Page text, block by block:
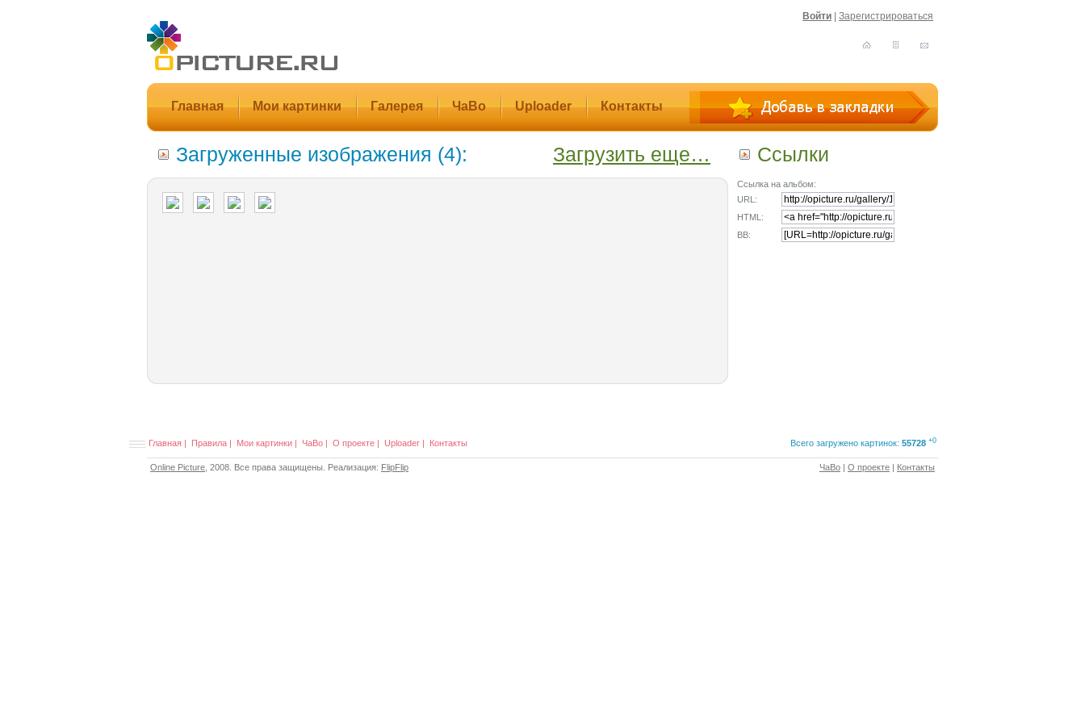
Войти Зарегистрироваться
Главная Мои картинки Галерея ЧаВо Uploader Контакты
Загрузить еще…
Загруженные изображения (4): Ссылки
Ссылка на альбом:
URL:
HTML:
BB:
Всего загружено картинок: 55728 +0
Главная | Правила | Мои картинки | ЧаВо | О проекте | Uploader | Контакты
ЧаВо | О проекте | Контакты
Online Picture , 2008. Все права защищены. Реализация: FlipFlip